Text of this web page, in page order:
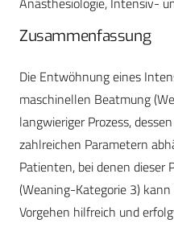
Zusammenfassung
Die Entwöhnung eines
maschinellen Beatmung
langwieriger Prozess,
zahlreichen Parametern
Patienten, bei denen dieser
(Weaning-Kategorie 3)
Vorgehen hilfreich und